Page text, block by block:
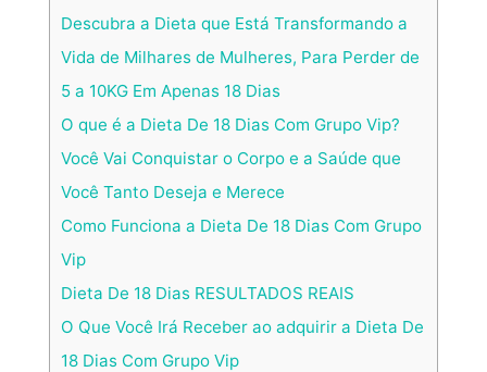
Descubra a Dieta que Está Transformando a
Vida de Milhares de Mulheres, Para Perder de
5 a 10KG Em Apenas 18 Dias
O que é a Dieta De 18 Dias Com Grupo Vip?
Você Vai Conquistar o Corpo e a Saúde que
Você Tanto Deseja e Merece
Como Funciona a Dieta De 18 Dias Com Grupo
Vip
Dieta De 18 Dias RESULTADOS REAIS
O Que Você Irá Receber ao adquirir a Dieta De
18 Dias Com Grupo Vip